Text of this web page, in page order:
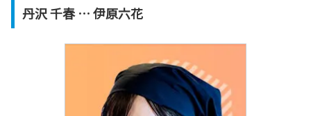
丹沢 千春 … 伊原六花